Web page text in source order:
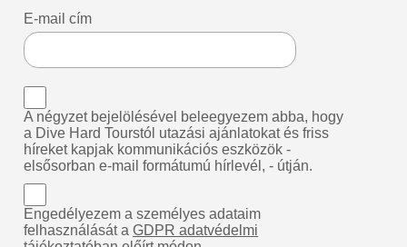
E-mail cím
A négyzet bejelölésével beleegyezem abba, hogy
a Dive Hard Tourstól utazási ajánlatokat és friss
híreket kapjak kommunikációs eszközök -
elsősorban e-mail formátumú hírlevél, - útján.
Engedélyezem a személyes adataim
felhasználását aGDPR adatvédelmi